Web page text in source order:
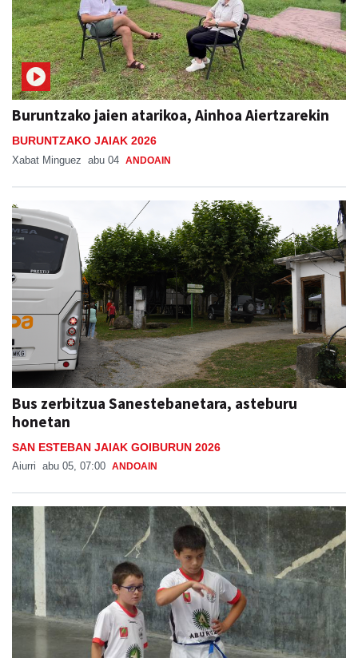
Buruntzako jaien atarikoa, Ainhoa Aiertzarekin
BURUNTZAKO JAIAK 2026
Xabat Minguez abu 04 ANDOAIN
Bus zerbitzua Sanestebanetara, asteburu
honetan
SAN ESTEBAN JAIAK GOIBURUN 2026
Aiurri abu 05, 07:00 ANDOAIN